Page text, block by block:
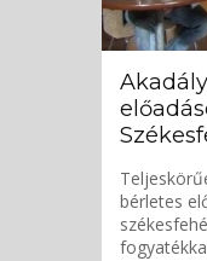
bérletes